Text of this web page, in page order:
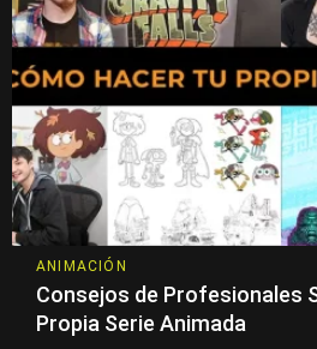
ANIMACIÓN
Consejos de Profesionales
Propia Serie Animada